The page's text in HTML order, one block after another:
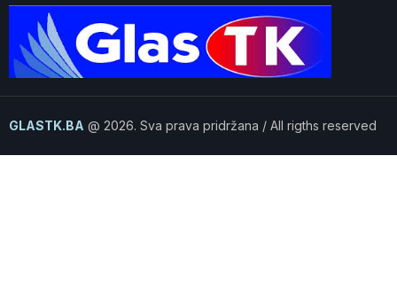
GLASTK.BA @ 2026. Sva prava pridržana / All rigths reserved